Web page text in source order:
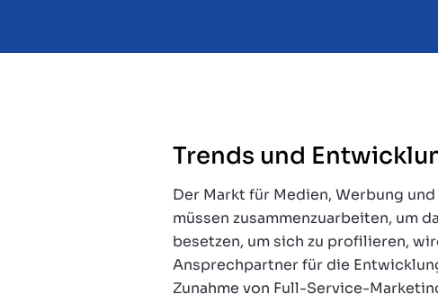
Trends und
Der Markt für Medien, Werbung
müssen zusammenzuarbeiten, um
besetzen, um sich zu profilieren,
Ansprechpartner für die
Zunahme von Full-Service-